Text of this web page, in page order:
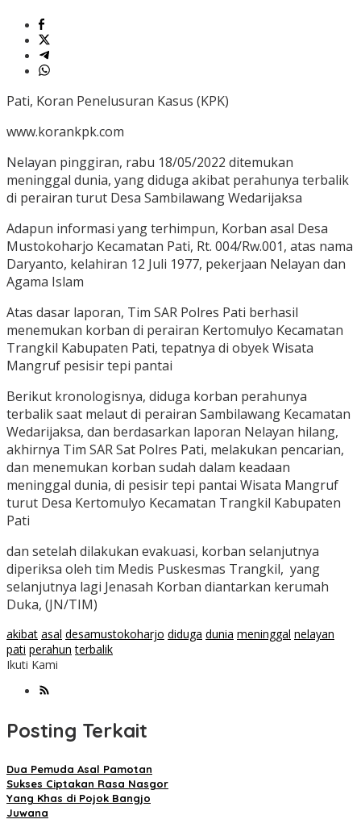
Pati, Koran Penelusuran Kasus (KPK)
www.korankpk.com
Nelayan pinggiran, rabu 18/05/2022 ditemukan
meninggal dunia, yang diduga akibat perahunya terbalik
di perairan turut Desa Sambilawang Wedarijaksa
Adapun informasi yang terhimpun, Korban asal Desa
Mustokoharjo Kecamatan Pati, Rt. 004/Rw.001, atas nama
Daryanto, kelahiran 12 Juli 1977, pekerjaan Nelayan dan
Agama Islam
Atas dasar laporan, Tim SAR Polres Pati berhasil
menemukan korban di perairan Kertomulyo Kecamatan
Trangkil Kabupaten Pati, tepatnya di obyek Wisata
Mangruf pesisir tepi pantai
Berikut kronologisnya, diduga korban perahunya
terbalik saat melaut di perairan Sambilawang Kecamatan
Wedarijaksa, dan berdasarkan laporan Nelayan hilang,
akhirnya Tim SAR Sat Polres Pati, melakukan pencarian,
dan menemukan korban sudah dalam keadaan
meninggal dunia, di pesisir tepi pantai Wisata Mangruf
turut Desa Kertomulyo Kecamatan Trangkil Kabupaten
Pati
dan setelah dilakukan evakuasi, korban selanjutnya
diperiksa oleh tim Medis Puskesmas Trangkil, yang
selanjutnya lagi Jenasah Korban diantarkan kerumah
Duka, (JN/TIM)
akibat asal desamustokoharjo diduga dunia meninggal nelayan
pati perahun terbalik
Ikuti Kami
Posting Terkait
Dua Pemuda Asal Pamotan
Sukses Ciptakan Rasa Nasgor
Yang Khas di Pojok Bangjo
Juwana